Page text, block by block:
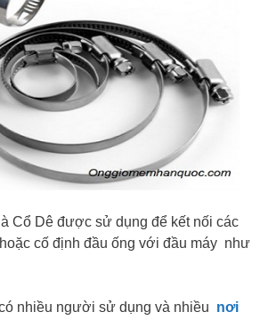
Cổ Dê được sử dụng để kết nối các
cố định đầu ống với đầu máy như
nhiều người sử dụng và nhiều nơi